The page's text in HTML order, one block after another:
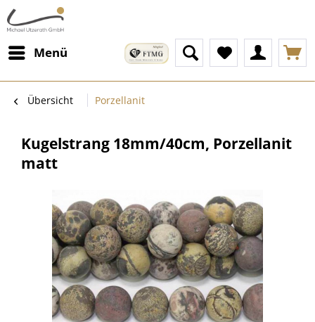
Menü
Übersicht Porzellanit
Kugelstrang 18mm/40cm, Porzellanit
matt